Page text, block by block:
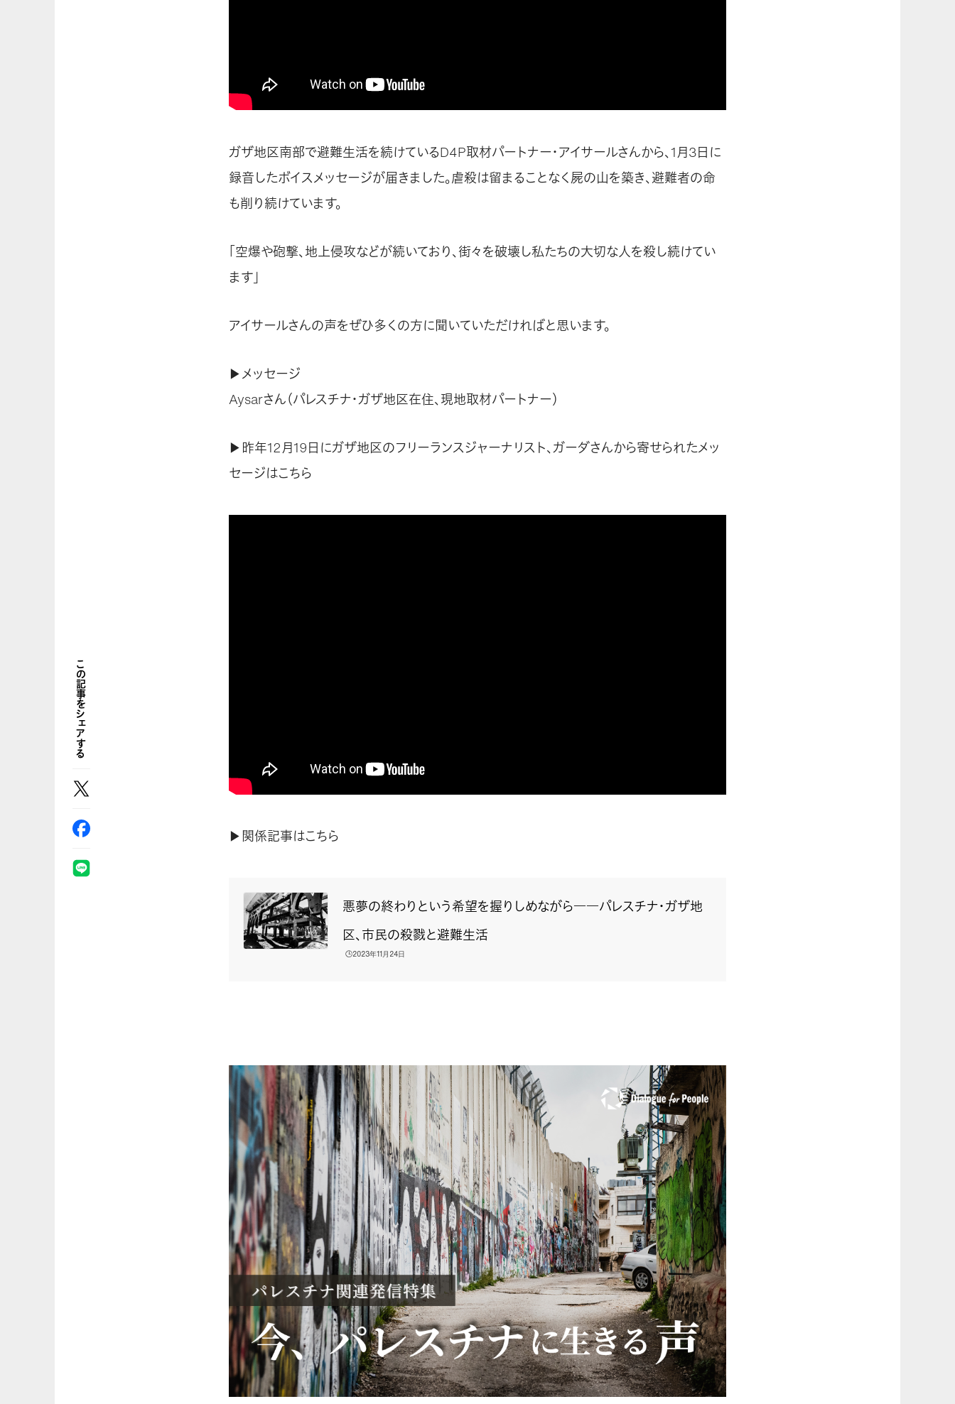
ガザ地区南部で避難生活を続けているD4P取材パートナー・アイサールさんから、1月3日に
録音したボイスメッセージが届きました。虐殺は留まることなく屍の山を築き、避難者の命
も削り続けています。
「空爆や砲撃、地上侵攻などが続いており、街々を破壊し私たちの大切な人を殺し続けてい
ます」
アイサールさんの声をぜひ多くの方に聞いていただければと思います。
▶メッセージ
Aysarさん（パレスチナ・ガザ地区在住、現地取材パートナー）
▶昨年12月19日にガザ地区のフリーランスジャーナリスト、ガーダさんから寄せられたメッ
セージはこちら
▶関係記事はこちら
悪夢の終わりという希望を握りしめながら――パレスチナ・ガザ地
区、市民の殺戮と避難生活
🕒️2023年11月24日
この記事をシェアする